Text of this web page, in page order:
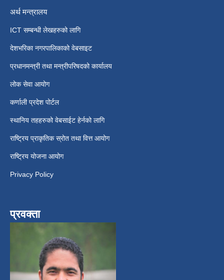
अर्थ मन्त्रालय
ICT सम्बन्धी लेखहरुको लागि
देशभरिका नगरपालिकाको वेबसाइट
प्रधानमन्त्री तथा मन्त्रीपरिषदको कार्यालय
लोक सेवा आयोग
कर्णाली प्रदेश पोर्टल
स्थानिय तहहरुको वेबसाईट हेर्नको लागि
राष्ट्रिय प्राकृतिक स्रोत तथा वित्त आयोग
राष्ट्रिय योजना आयोग
Privacy Policy
प्रवक्ता